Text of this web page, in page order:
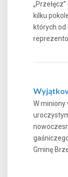
kilku
których od
W miniony
Gminę